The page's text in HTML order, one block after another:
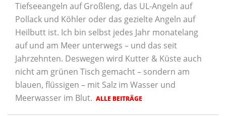
Tiefseeangeln auf Großleng, das UL-Angeln auf
Pollack und Köhler oder das gezielte Angeln auf
Heilbutt ist. Ich bin selbst jedes Jahr monatelang
auf und am Meer unterwegs – und das seit
Jahrzehnten. Deswegen wird Kutter & Küste auch
nicht am grünen Tisch gemacht – sondern am
blauen, flüssigen – mit Salz im Wasser und
Meerwasser im Blut. ALLE BEITRÄGE